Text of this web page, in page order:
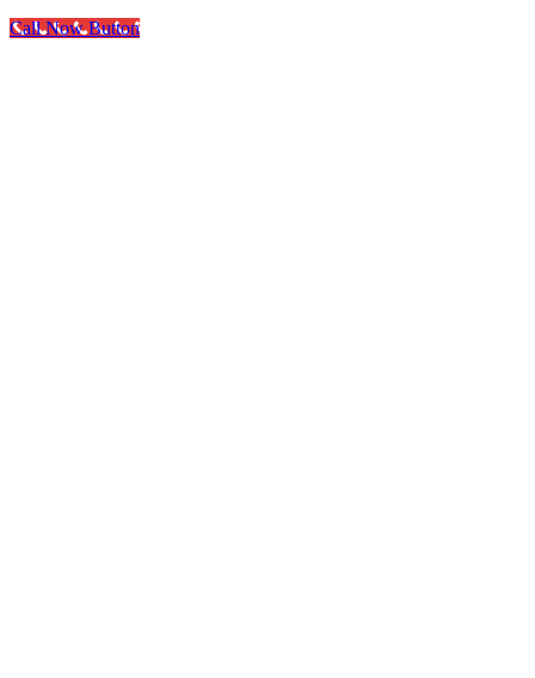
Call Now Button